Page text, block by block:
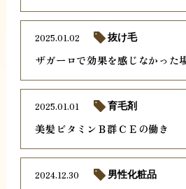
ザガーロで効果を感じなかった
2025.01.02 抜け毛
美髪ビタミンＢ群ＣＥの働き
2025.01.01 育毛剤
2024.12.30 男性化粧品